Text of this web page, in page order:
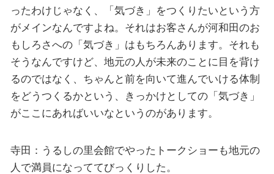
ったわけじゃなく、「気づき」をつくりたいという方
がメインなんですよね。それはお客さんが河和田のお
もしろさへの「気づき」はもちろんあります。それも
そうなんですけど、地元の人が未来のことに目を背け
るのではなく、ちゃんと前を向いて進んでいける体制
をどうつくるかという、きっかけとしての「気づき」
がここにあればいいなというのがあります。
寺田：うるしの里会館でやったトークショーも地元の
人で満員になっててびっくりした。